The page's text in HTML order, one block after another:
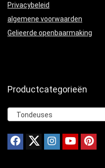
Privacybeleid
algemene voorwaarden
Gelieerde openbaarmaking
Productcategorieën
Tondeuses